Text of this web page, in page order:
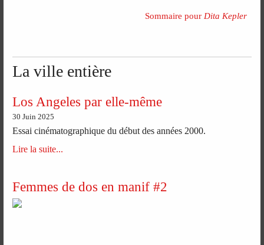
Sommaire pour Dita Kepler
La ville entière
Los Angeles par elle-même
30 Juin 2025
Essai cinématographique du début des années 2000.
Lire la suite...
Femmes de dos en manif #2